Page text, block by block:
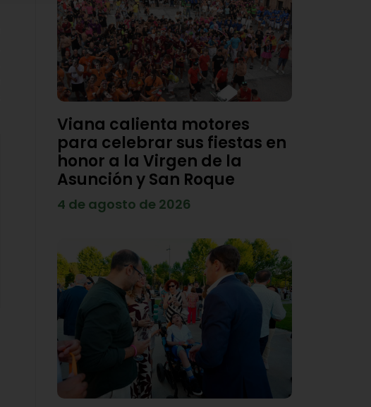
Viana calienta motores
para celebrar sus fiestas en
honor a la Virgen de la
Asunción y San Roque
4 de agosto de 2026